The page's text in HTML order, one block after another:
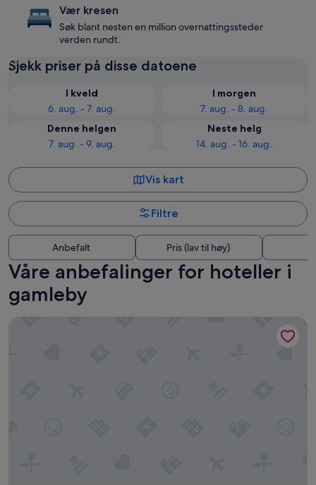
Vær kresen
Søk blant nesten en million overnattingssteder
verden rundt.
Sjekk priser på disse datoene
I kveld
6. aug. - 7. aug.
I morgen
7. aug. - 8. aug.
Denne helgen
7. aug. - 9. aug.
Neste helg
14. aug. - 16. aug.
Vis kart
Filtre
Anbefalt Pris (lav til høy)
Våre anbefalinger for hoteller i
gamleby